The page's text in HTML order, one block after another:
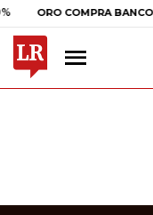
COMPRA BANCO DE LA